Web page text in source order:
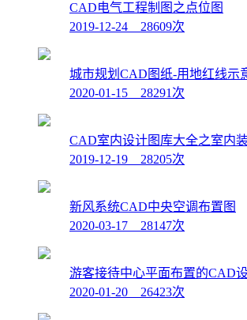
CAD电气工程制图之点位图
2019-12-24 28609次
城市规划CAD图纸-用地红线示
2020-01-15 28291次
CAD室内设计图库大全之室内
2019-12-19 28205次
新风系统CAD中央空调布置图
2020-03-17 28147次
游客接待中心平面布置的CAD
2020-01-20 26423次